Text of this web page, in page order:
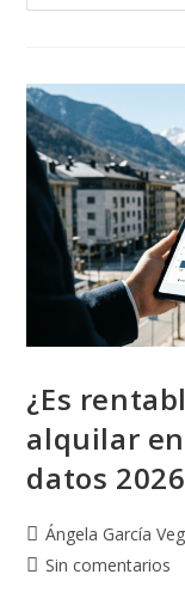
¿Es
alquilar
datos 2026
Ángela García
Sin comentarios